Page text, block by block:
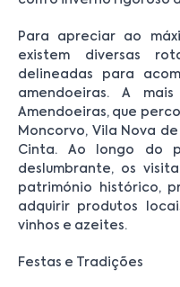
Para apreciar ao
existem diversas
delineadas para
amendoeiras. A
Amendoeiras, que
Moncorvo, Vila Nova
Cinta. Ao longo do
deslumbrante, os
património histórico,
adquirir produtos
vinhos e azeites.
Festas e Tradições